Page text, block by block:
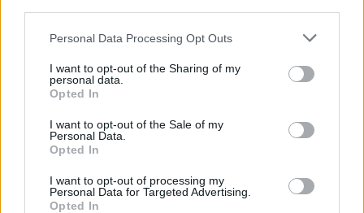
Personal Data Processing Opt Outs
I want to opt-out of the Sharing of my
personal data.
Opted In
I want to opt-out of the Sale of my
Personal Data.
Opted In
I want to opt-out of processing my
Personal Data for Targeted Advertising.
Opted In
ΗΠΑ Ιράκ Ιράν
ΠΡΟΗΓΟΎΜΕΝΟ ΆΡΘΡΟ
Αεροπορική τραγωδία
στο Ιράν: Νεκροί οι 170
επιβαίνοντες του Boeing
ΕΠΌΜΕΝΟ ΆΡΘΡΟ
ικανοποιημένη από τη